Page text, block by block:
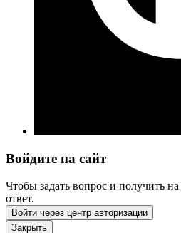
Войдите на сайт
Чтобы задать вопрос и получить
ответ.
Войти через центр авторизации
Закрыть